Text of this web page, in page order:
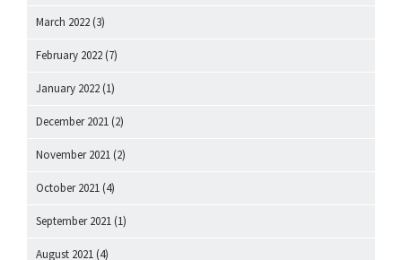
March 2022 (3)
February 2022 (7)
January 2022 (1)
December 2021 (2)
November 2021 (2)
October 2021 (4)
September 2021 (1)
August 2021 (4)